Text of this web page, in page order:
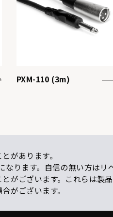
PXM-110 (3m)
があります。
ります。自信の無い方はリ
ございます。これらは製
がございます。